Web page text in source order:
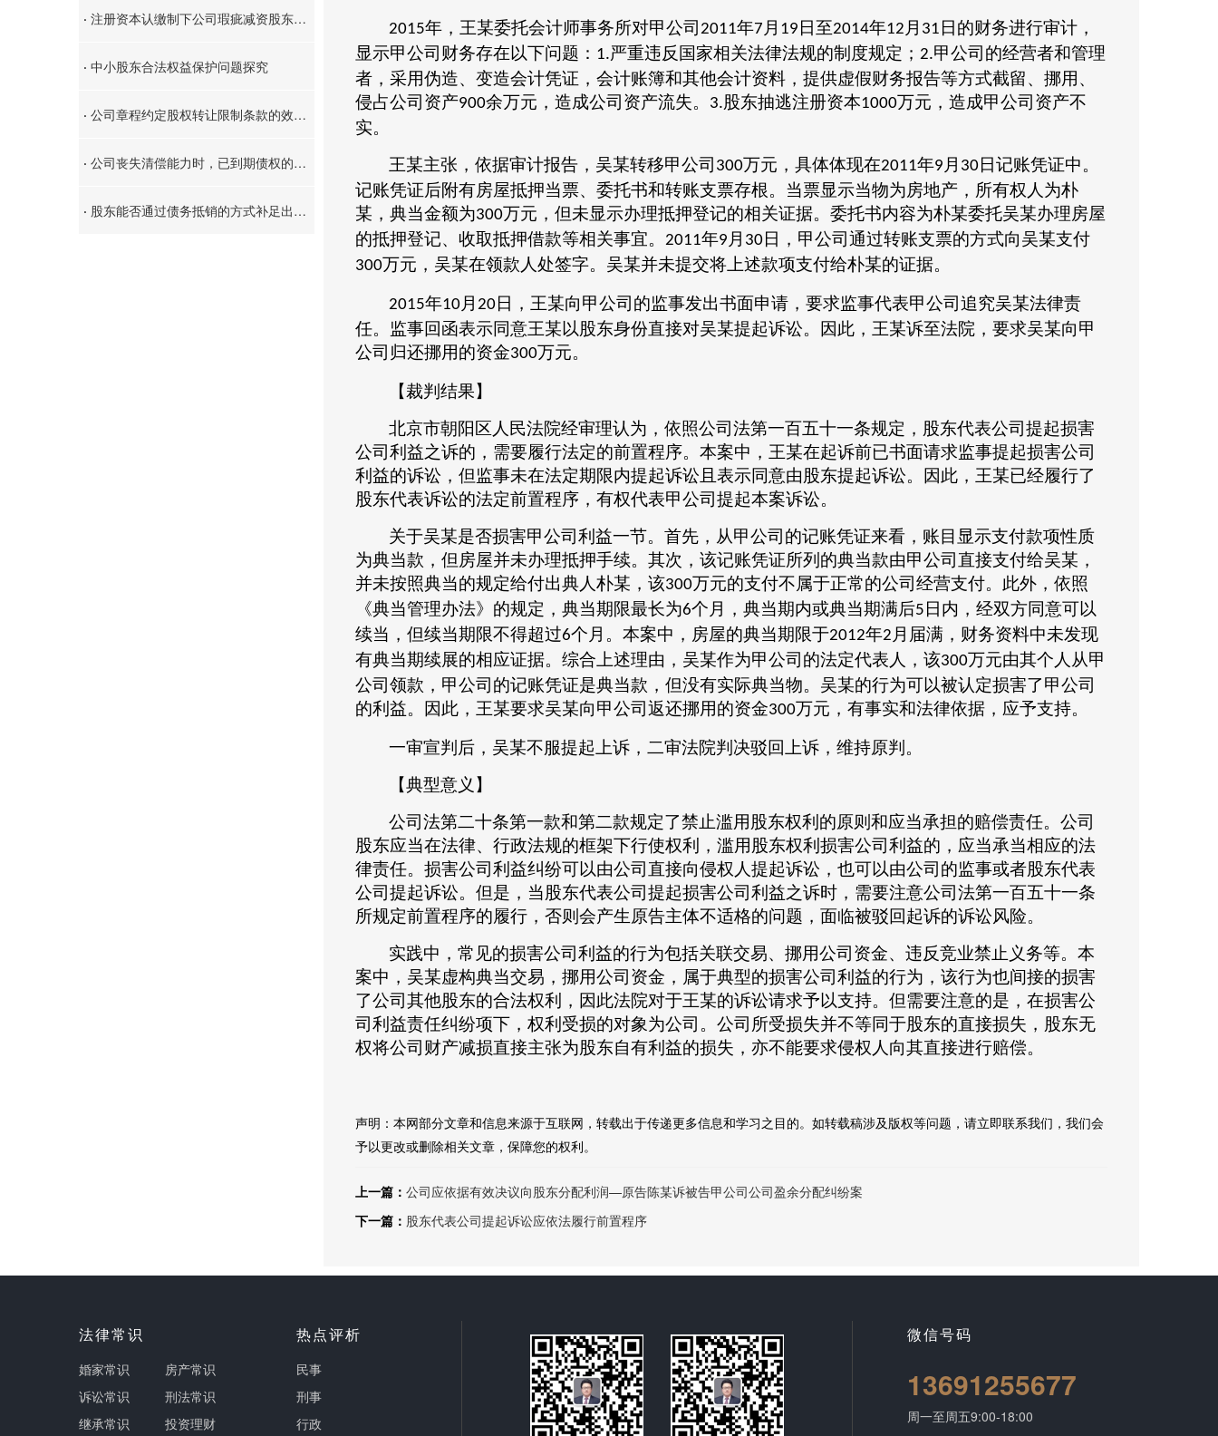
2015年，王某委托会计师事务所对甲公司 2011年7 月 19 日至2014年12 月 31 日的财务进行审计，
显示甲公司财务存在以下问题： 1.严重违反国家相关法律法规的制度规定； 2.甲公司的经营者和管理
者，采用伪造、变造会计凭证，会计账簿和其他会计资料，提供虚假财务报告等方式截留、挪用、
侵占公司资产900余万元，造成公司资产流失。 3.股东抽逃注册资本1000万元，造成甲公司资产不
实。
王某主张，依据审计报告，吴某转移甲公司 300万元，具体体现在2011年9 月 30 日记账凭证中。
记账凭证后附有房屋抵押当票、委托书和转账支票存根。当票显示当物为房地产，所有权人为朴
某，典当金额为300万元，但未显示办理抵押登记的相关证据。委托书内容为朴某委托吴某办理房屋
的抵押登记、收取抵押借款等相关事宜。 2011年9 月 30 日，甲公司通过转账支票的方式向吴某支付
300万元，吴某在领款人处签字。吴某并未提交将上述款项支付给朴某的证据。
2015年10 月 20 日，王某向甲公司的监事发出书面申请，要求监事代表甲公司追究吴某法律责
任。监事回函表示同意王某以股东身份直接对吴某提起诉讼。因此，王某诉至法院，要求吴某向甲
公司归还挪用的资金300万元。
【裁判结果】
北京市朝阳区人民法院经审理认为，依照公司法第一百五十一条规定，股东代表公司提起损害
公司利益之诉的，需要履行法定的前置程序。本案中，王某在起诉前已书面请求监事提起损害公司
利益的诉讼，但监事未在法定期限内提起诉讼且表示同意由股东提起诉讼。因此，王某已经履行了
股东代表诉讼的法定前置程序，有权代表甲公司提起本案诉讼。
关于吴某是否损害甲公司利益一节。首先，从甲公司的记账凭证来看，账目显示支付款项性质
为典当款，但房屋并未办理抵押手续。其次，该记账凭证所列的典当款由甲公司直接支付给吴某，
并未按照典当的规定给付出典人朴某，该300万元的支付不属于正常的公司经营支付。此外，依照
《典当管理办法》的规定，典当期限最长为6个月，典当期内或典当期满后5 日内，经双方同意可以
续当，但续当期限不得超过6个月。本案中，房屋的典当期限于2012年2 月届满，财务资料中未发现
有典当期续展的相应证据。综合上述理由，吴某作为甲公司的法定代表人，该300万元由其个人从甲
公司领款，甲公司的记账凭证是典当款，但没有实际典当物。吴某的行为可以被认定损害了甲公司
的利益。因此，王某要求吴某向甲公司返还挪用的资金300万元，有事实和法律依据，应予支持。
一审宣判后，吴某不服提起上诉，二审法院判决驳回上诉，维持原判。
【典型意义】
公司法第二十条第一款和第二款规定了禁止滥用股东权利的原则和应当承担的赔偿责任。公司
股东应当在法律、行政法规的框架下行使权利，滥用股东权利损害公司利益的，应当承当相应的法
律责任。损害公司利益纠纷可以由公司直接向侵权人提起诉讼，也可以由公司的监事或者股东代表
公司提起诉讼。但是，当股东代表公司提起损害公司利益之诉时，需要注意公司法第一百五十一条
所规定前置程序的履行，否则会产生原告主体不适格的问题，面临被驳回起诉的诉讼风险。
实践中，常见的损害公司利益的行为包括关联交易、挪用公司资金、违反竞业禁止义务等。本
案中，吴某虚构典当交易，挪用公司资金，属于典型的损害公司利益的行为，该行为也间接的损害
了公司其他股东的合法权利，因此法院对于王某的诉讼请求予以支持。但需要注意的是，在损害公
司利益责任纠纷项下，权利受损的对象为公司。公司所受损失并不等同于股东的直接损失，股东无
权将公司财产减损直接主张为股东自有利益的损失，亦不能要求侵权人向其直接进行赔偿。
声明：本网部分文章和信息来源于互联网，转载出于传递更多信息和学习之目的。如转载稿涉及版权等问题，请立即联系我们，我们会
予以更改或删除相关文章，保障您的权利。
上一篇： 公司应依据有效决议向股东分配利润—原告陈某诉被告甲公司公司盈余分配纠纷案
下一篇： 股东代表公司提起诉讼应依法履行前置程序
· 注册资本认缴制下公司瑕疵减资股东的责任承担
· 中小股东合法权益保护问题探究
· 公司章程约定股权转让限制条款的效力审查
· 公司丧失清偿能力时，已到期债权的债权人可以要求已认缴出资但未届缴资期限的股东提前缴纳出资
· 股东能否通过债务抵销的方式补足出资义务？
法律常识
婚家常识
房产常识
诉讼常识
刑法常识
继承常识
投资理财
热点评析
民事
刑事
行政
微信号码
13691255677
周一至周五9:00-18:00